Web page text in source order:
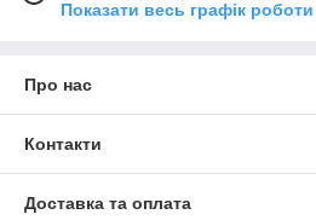
Показати весь графік роботи
Про нас
Контакти
Доставка та оплата